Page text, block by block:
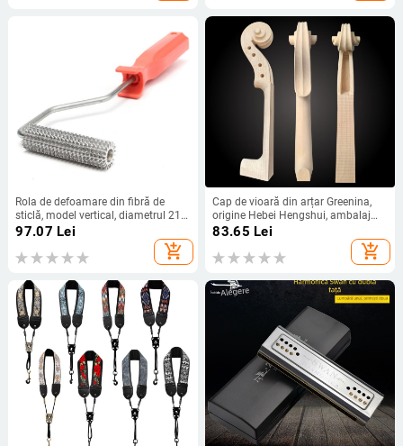
Rola de defoamare din fibră de
sticlă, model vertical, diametrul 21
mm, lungimea 75 mm
97.07 Lei
add_shopping_cart
Cap de vioară din arțar Greenina,
origine Hebei Hengshui, ambalaj
carton
83.65 Lei
add_shopping_cart